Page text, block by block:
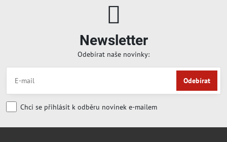
Newsletter
Odebírat naše novinky:
Odebírat
Chci se přihlásit k odběru novinek e-mailem